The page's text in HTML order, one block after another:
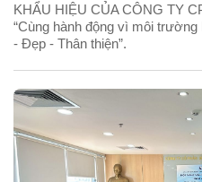
KHẨU HIỆU CỦA CÔNG TY
“Cùng hành động vì môi
- Đẹp - Thân thiện”.